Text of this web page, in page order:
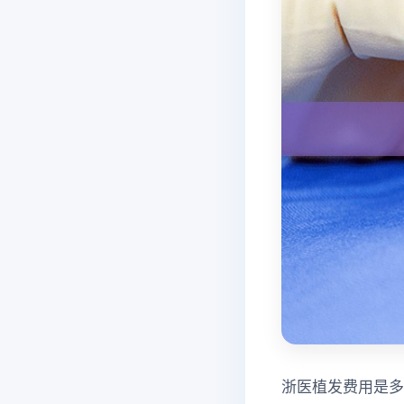
浙医植发费用是